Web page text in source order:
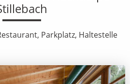
Parkplatz, Haltestelle